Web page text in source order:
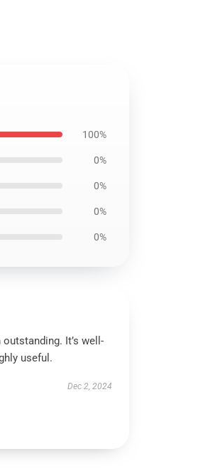
100%
0%
0%
0%
0%
It’s well-
useful.
Dec 2, 2024